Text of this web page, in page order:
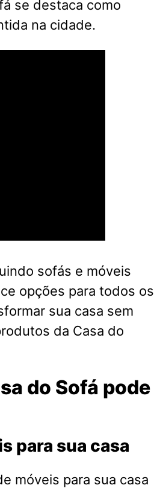
se destaca como
na cidade.
sofás e móveis
opções para todos os
sua casa sem
da Casa do
do Sofá pode
para sua casa
móveis para sua casa